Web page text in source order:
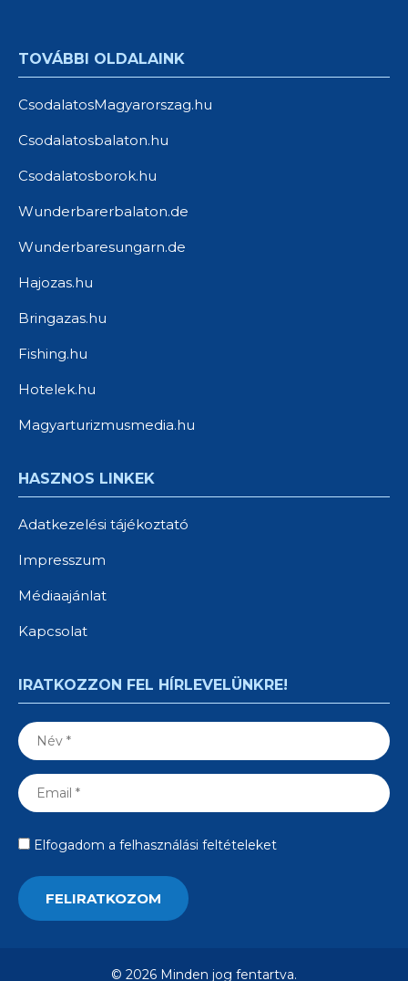
TOVÁBBI OLDALAINK
CsodalatosMagyarorszag.hu
Csodalatosbalaton.hu
Csodalatosborok.hu
Wunderbarerbalaton.de
Wunderbaresungarn.de
Hajozas.hu
Bringazas.hu
Fishing.hu
Hotelek.hu
Magyarturizmusmedia.hu
HASZNOS LINKEK
Adatkezelési tájékoztató
Impresszum
Médiaajánlat
Kapcsolat
IRATKOZZON FEL HÍRLEVELÜNKRE!
Elfogadom a felhasználási feltételeket
© 2026 Minden jog fentartva.